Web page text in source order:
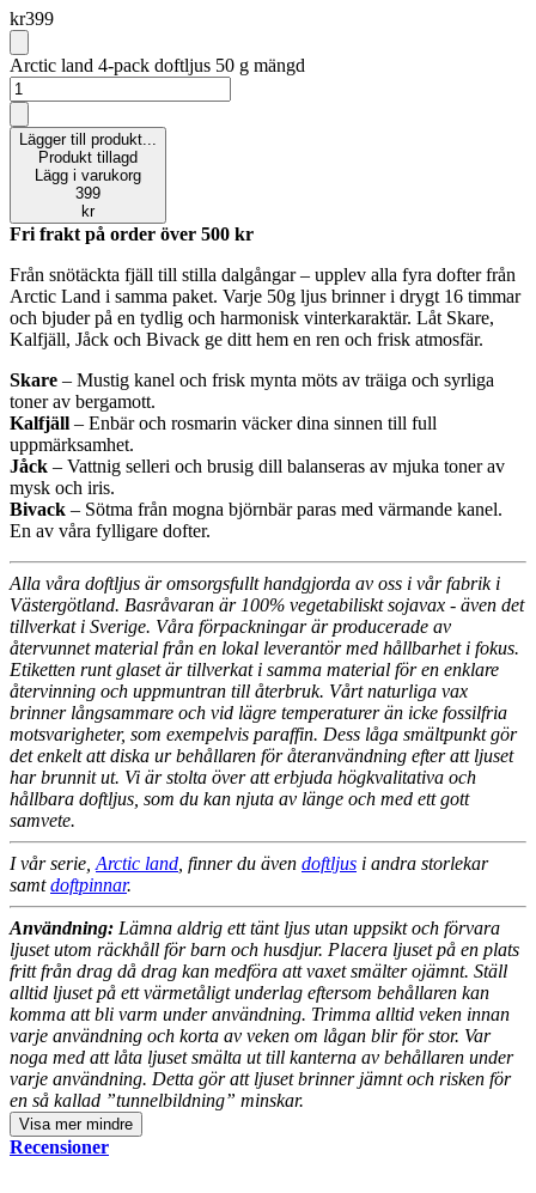
kr399
Arctic land 4-pack doftljus 50 g mängd
Lägger till produkt...
Produkt tillagd
Lägg i varukorg
399
kr
Fri frakt på order över 500 kr
Från snötäckta fjäll till stilla dalgångar – upplev alla fyra dofter från
Arctic Land i samma paket. Varje 50g ljus brinner i drygt 16 timmar
och bjuder på en tydlig och harmonisk vinterkaraktär. Låt Skare,
Kalfjäll, Jåck och Bivack ge ditt hem en ren och frisk atmosfär.
Skare – Mustig kanel och frisk mynta möts av träiga och syrliga
toner av bergamott.
Kalfjäll – Enbär och rosmarin väcker dina sinnen till full
uppmärksamhet.
Jåck – Vattnig selleri och brusig dill balanseras av mjuka toner av
mysk och iris.
Bivack – Sötma från mogna björnbär paras med värmande kanel.
En av våra fylligare dofter.
Alla våra doftljus är omsorgsfullt handgjorda av oss i vår fabrik i
Västergötland. Basråvaran är 100% vegetabiliskt sojavax - även det
tillverkat i Sverige. Våra förpackningar är producerade av
återvunnet material från en lokal leverantör med hållbarhet i fokus.
Etiketten runt glaset är tillverkat i samma material för en enklare
återvinning och uppmuntran till återbruk. Vårt naturliga vax
brinner långsammare och vid lägre temperaturer än icke fossilfria
motsvarigheter, som exempelvis paraffin. Dess låga smältpunkt gör
det enkelt att diska ur behållaren för återanvändning efter att ljuset
har brunnit ut. Vi är stolta över att erbjuda högkvalitativa och
hållbara doftljus, som du kan njuta av länge och med ett gott
samvete.
I vår serie,Arctic land, finner du även doftljus i andra storlekar
samtdoftpinnar.
Användning: Lämna aldrig ett tänt ljus utan uppsikt och förvara
ljuset utom räckhåll för barn och husdjur. Placera ljuset på en plats
fritt från drag då drag kan medföra att vaxet smälter ojämnt. Ställ
alltid ljuset på ett värmetåligt underlag eftersom behållaren kan
komma att bli varm under användning. Trimma alltid veken innan
varje användning och korta av veken om lågan blir för stor. Var
noga med att låta ljuset smälta ut till kanterna av behållaren under
varje användning. Detta gör att ljuset brinner jämnt och risken för
en så kallad ”tunnelbildning” minskar.
Visa mer mindre
Recensioner